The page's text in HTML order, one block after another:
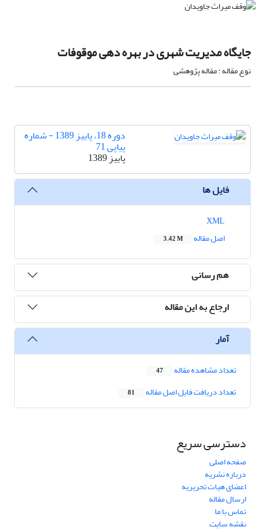
جایگاه مدیریت شهری در بهره دهی موقوفات
نوع مقاله : مقاله پژوهشی
دوره 18، پاییز 1389 - شماره
پیاپی 71
پاییز 1389
فایل ها
اصل مقاله
3.42 M
هم رسانی
ارجاع به این مقاله
آمار
تعداد مشاهده مقاله 47
تعداد دریافت فایل اصل مقاله 81
دسترسی سریع
صفحه اصلی
درباره نشریه
اعضای هیات تحریریه
ارسال مقاله
تماس با ما
نقشه سایت